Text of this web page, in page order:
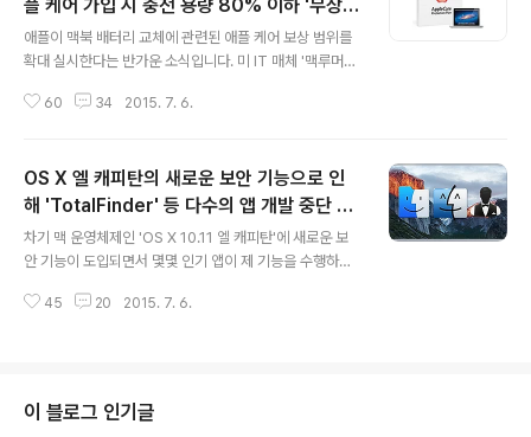
플 케어 가입 시 충전 용량 80% 이하 '무상
교체'
애플이 맥북 배터리 교체에 관련된 애플 케어 보상 범위를
확대 실시한다는 반가운 소식입니다. 미 IT 매체 '맥루머
용량의 80% 아래로 떨어진 경우 배터리를 무상으로 교환
있는 서비스로, 기존 애플 케어 정책은 배터리가 자연적으
로 수명을 다하거나 용량이 줄어든 경우는 무상 교체 대상
이 아니라고 선을 긋고 있었습니다. 반면에 새로운 애플 케
어 정책은 애플 케어를 적용한 맥북의 배터리 충전 용량이
로 교체받을 수 있다고 명시하고 있습니다. * 배터리 보증
60 34 2015. 7. 6.
OS X 엘 캐피탄의 새로운 보안 기능으로 인
해 'TotalFinder' 등 다수의 앱 개발 중단 가
능성
차기 맥 운영체제인 'OS X 10.11 엘 캐피탄'에 새로운 보
안 기능이 도입되면서 몇몇 인기 앱이 제 기능을 수행하지
다. 앞서 OS X 10.11 엘 캐피탄에 '루트리스(Rootles
그램의 설치를 원천차단하는 기능입니다. 그런데 애플의
이런 의도와는 다르게, 악성코드 뿐만 아니라 일부 유용한
45 20 2015. 7. 6.
이 블로그 인기글